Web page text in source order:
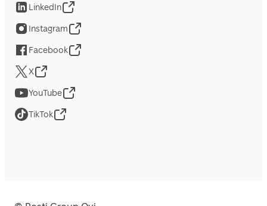
LinkedIn
Instagram
Facebook
X
YouTube
TikTok